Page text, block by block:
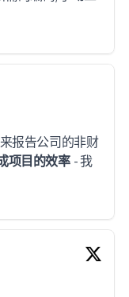
报告公司的非财
项目的效率 - 我